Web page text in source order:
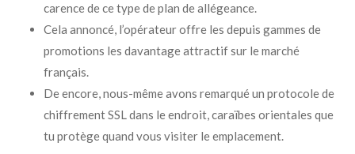
carence de ce type de plan de allégeance.
Cela annoncé, l’opérateur offre les depuis gammes de
promotions les davantage attractif sur le marché
français.
De encore, nous-même avons remarqué un protocole de
chiffrement SSL dans le endroit, caraïbes orientales que
tu protège quand vous visiter le emplacement.